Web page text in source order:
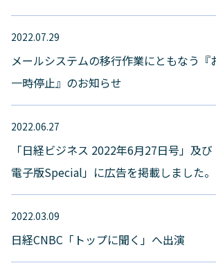
2022.07.29
メールシステムの移行作業にともなう『
一時停止』のお知らせ
2022.06.27
「日経ビジネス 2022年6月27日号」及
電子版Special」に広告を掲載しました。
2022.03.09
日経CNBC「トップに聞く」へ出演